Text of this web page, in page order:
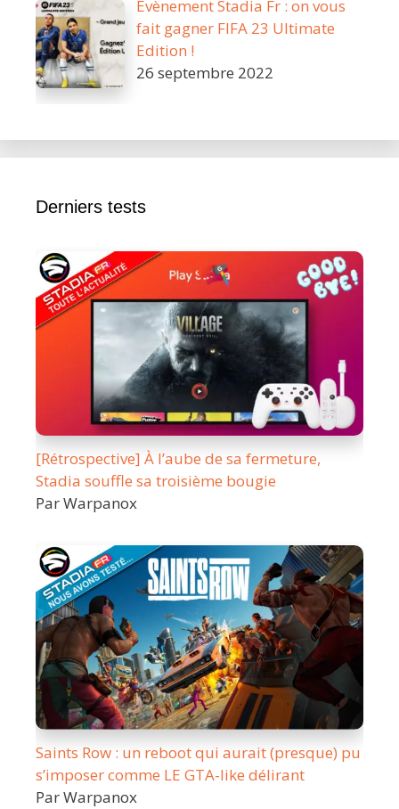
Évènement Stadia Fr : on vous
fait gagner FIFA 23 Ultimate
Edition !
26 septembre 2022
Derniers tests
[Rétrospective] À l’aube de sa fermeture,
Stadia souffle sa troisième bougie
Par Warpanox
Saints Row : un reboot qui aurait (presque) pu
s’imposer comme LE GTA-like délirant
Par Warpanox